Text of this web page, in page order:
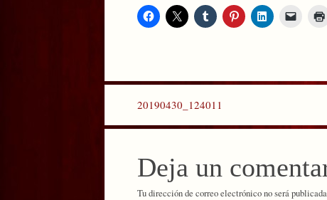
20190430_124011
Deja un
Tu dirección de correo electrónico no será